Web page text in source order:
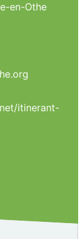
en-Othe
itinerant-